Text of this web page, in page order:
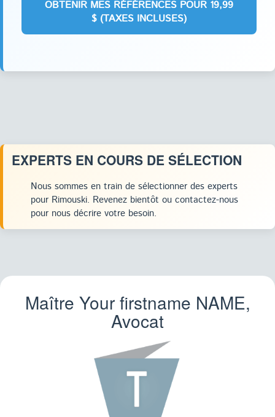
EXPERTS EN COURS DE SÉLECTION
Nous sommes en train de sélectionner des experts
pour Rimouski. Revenez bientôt ou contactez-nous
pour nous décrire votre besoin.
Maître Your firstname NAME,
Avocat